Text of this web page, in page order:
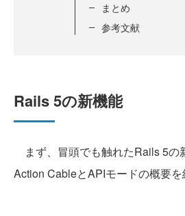
まとめ
参考文献
Rails 5の新機能
まず、冒頭でも触れたRails 5の
Action CableとAPIモードの概要を